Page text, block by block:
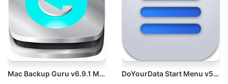
Mac Backup Guru v6.9.1 Mac数据备份大师
DoYourData Start Menu v5.0 Mac Windows风格开始菜单破解版